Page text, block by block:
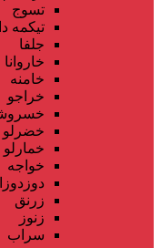
تسوج
تیکمه
جلفا
خاروانا
خامنه
خراجو
خضرلو
خمارلو
خواجه
زرنق
زنوز
سراب